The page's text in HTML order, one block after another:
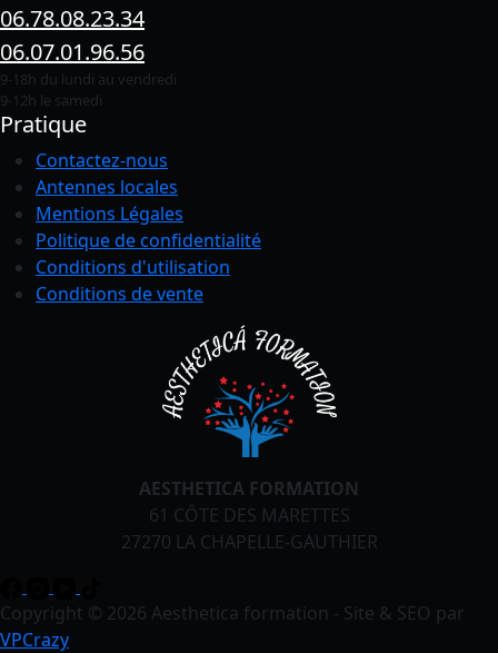
06.78.08.23.34
06.07.01.96.56
9-18h du lundi au vendredi
9-12h le samedi
Pratique
Contactez-nous
Antennes locales
Mentions Légales
Politique de confidentialité
Conditions d'utilisation
Conditions de vente
AESTHETICA FORMATION
61 CÔTE DES MARETTES
27270 LA CHAPELLE-GAUTHIER
Copyright © 2026 Aesthetica formation - Site & SEO par
VPCrazy